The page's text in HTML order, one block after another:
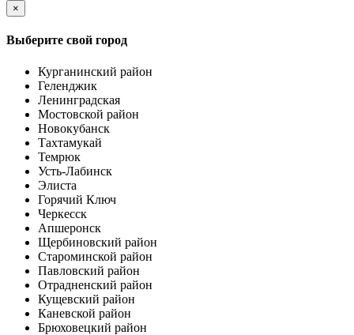
×
Выберите свой город
Курганинский район
Геленджик
Ленинградская
Мостовской район
Новокубанск
Тахтамукай
Темрюк
Усть-Лабинск
Элиста
Горячий Ключ
Черкесск
Апшеронск
Щербиновский район
Староминской район
Павловский район
Отрадненский район
Кущевский район
Каневской район
Брюховецкий район